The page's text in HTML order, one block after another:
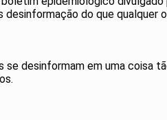
desinformação do que qualquer
se desinformam em uma coisa